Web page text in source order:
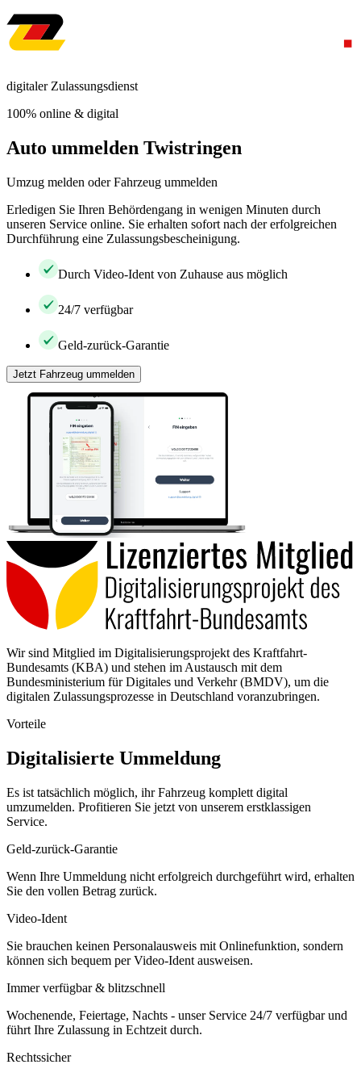
digitaler Zulassungsdienst
100% online & digital
Auto ummelden Twistringen
Umzug melden oder Fahrzeug ummelden
Erledigen Sie Ihren Behördengang in wenigen Minuten durch
unseren Service online. Sie erhalten sofort nach der erfolgreichen
Durchführung eine Zulassungsbescheinigung.
Durch Video-Ident von Zuhause aus möglich
24/7 verfügbar
Geld-zurück-Garantie
Jetzt Fahrzeug ummelden
Wir sind Mitglied im Digitalisierungsprojekt des Kraftfahrt-
Bundesamts (KBA) und stehen im Austausch mit dem
Bundesministerium für Digitales und Verkehr (BMDV), um die
digitalen Zulassungsprozesse in Deutschland voranzubringen.
Vorteile
Digitalisierte Ummeldung
Es ist tatsächlich möglich, ihr Fahrzeug komplett digital
umzumelden. Profitieren Sie jetzt von unserem erstklassigen
Service.
Geld-zurück-Garantie
Wenn Ihre Ummeldung nicht erfolgreich durchgeführt wird, erhalten
Sie den vollen Betrag zurück.
Video-Ident
Sie brauchen keinen Personalausweis mit Onlinefunktion, sondern
können sich bequem per Video-Ident ausweisen.
Immer verfügbar & blitzschnell
Wochenende, Feiertage, Nachts - unser Service 24/7 verfügbar und
führt Ihre Zulassung in Echtzeit durch.
Rechtssicher